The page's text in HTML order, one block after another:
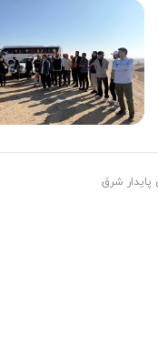
پایدار شرق